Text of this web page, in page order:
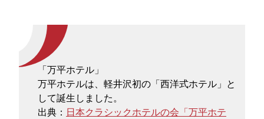
「万平ホテル」
万平ホテルは、軽井沢初の「西洋式ホテル」と
して誕生しました。
出典： 日本クラシックホテルの会「万平ホテ